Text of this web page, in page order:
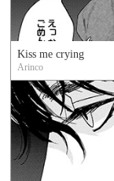
Kiss me crying
Arinco